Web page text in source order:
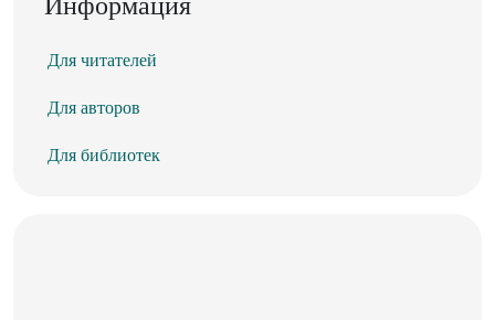
Для читателей
Для авторов
Для библиотек